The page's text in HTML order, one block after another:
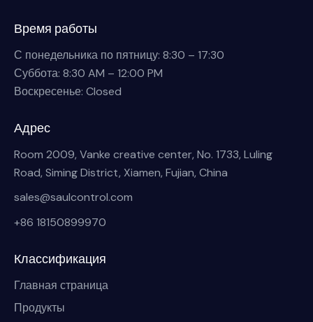
Время работы
С понедельника по пятницу: 8:30 – 17:30
Суббота: 8:30 AM – 12:00 PM
Воскресенье: Closed
Адрес
Room 2009, Vanke creative center, No. 1733, Luling
Road, Siming District, Xiamen, Fujian, China
sales@saulcontrol.com
+86 18150899970
Классификация
Главная страница
Продукты